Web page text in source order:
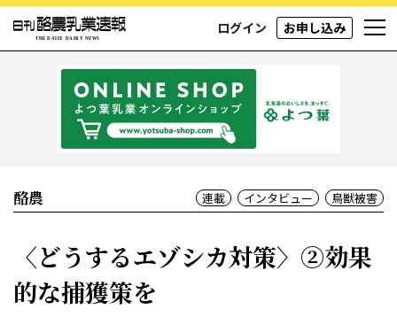
ログイン お申し込み
酪農 連載 インタビュー 鳥獣被害
〈どうするエゾシカ対策〉②効果
的な捕獲策を